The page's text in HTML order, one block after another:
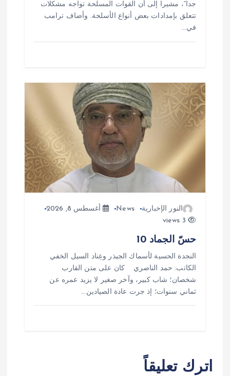
جدا”، مشيرا إلى أن القوات المسلحة تواجه مشكلات
تتعلق بإمدادات بعض أنواع الأسلحة. وأضاف ترامب
في…
النور الإخبارية News
أغسطس 8, 2026
3 views
حسّ الجماد 10
النجدة الحسية لأسماك الجيذر وعِناد السيل الخفي
الكاتب: حمد الناصري كان على متن القارب
شخصان؛ شاب كبير، وآخر صغير لا يزيد عمره عن
ثماني سنوات؛ إذ جرت عادة الصيادين…
اترك تعليقاً